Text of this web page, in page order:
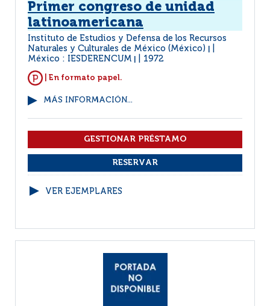
Primer congreso de unidad
latinoamericana
Instituto de Estudios y Defensa de los Recursos
Naturales y Culturales de México (México)
México : IESDERENCUM 1972
| En formato papel.
MÁS INFORMACIÓN...
VER EJEMPLARES